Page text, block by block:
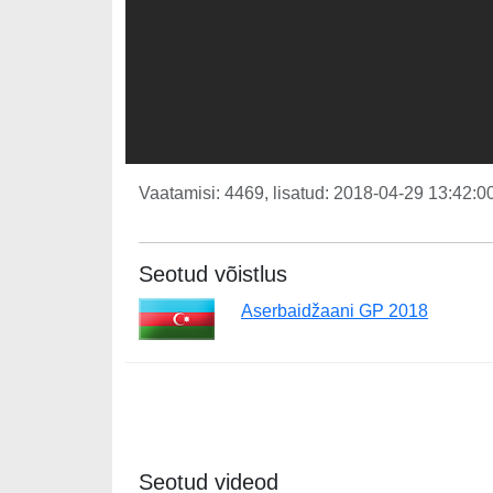
Vaatamisi: 4469, lisatud: 2018-04-29
Seotud võistlus
Aserbaidžaani GP 2018
Seotud videod